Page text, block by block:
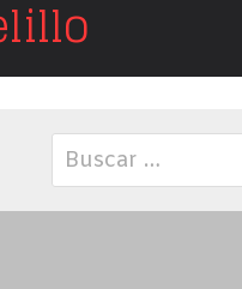
Buscar: